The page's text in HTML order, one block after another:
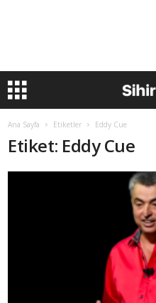
Ana Sayfa Etiketler Eddy Cue
Etiket: Eddy Cue